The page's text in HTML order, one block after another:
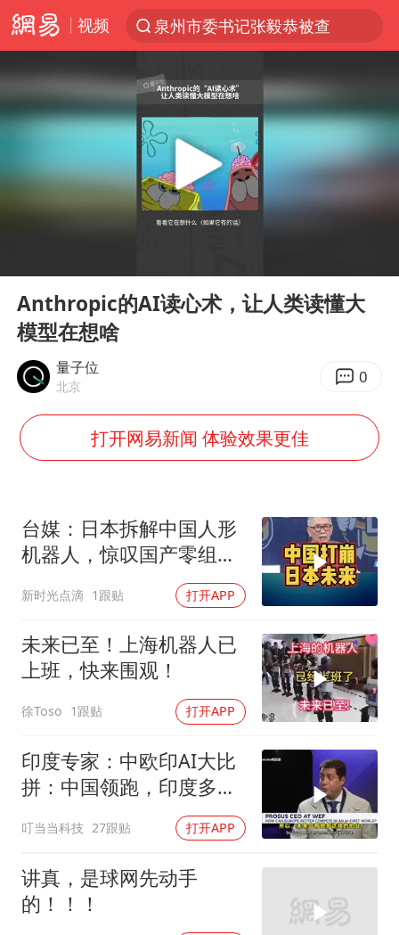
视频
泉州市委书记张毅恭被查
国乒男单横滨冠军赛全军覆没
U17国足三连胜晋级明日之星半决赛
东航：国内客票提前14天免费退改
百花奖开幕式
我国外贸延续良好增长态势
今日立秋你咬秋了吗
“今天得有40℃了吧 为啥还不预警”
立秋养生千万避开六大误区
河南：推进人事招录等领域问题整治
夯实基础开新局
Play
Anthropic的AI读心术，让人类读懂大
模型在想啥
量子位
北京 0
打开网易新闻 体验效果更佳
台媒：日本拆解中国人形
机器人，惊叹国产零组
件，坦言短期难追上
新时光点滴 1跟贴 打开APP
未来已至！上海机器人已
上班，快来围观！
徐Toso 1跟贴 打开APP
印度专家：中欧印AI大比
拼：中国领跑，印度多线
并进，预计五年内能超
越！
叮当当科技 27跟贴 打开APP
讲真，是球网先动手
的！！！